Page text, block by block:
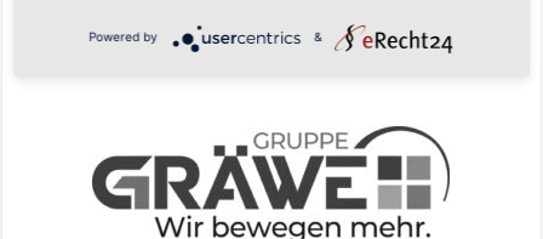
Powered by &